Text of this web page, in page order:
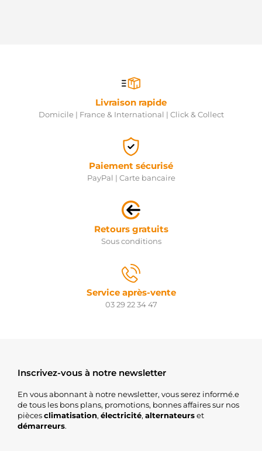
Livraison rapide
Domicile | France & International | Click & Collect
Paiement sécurisé
PayPal | Carte bancaire
Retours gratuits
Sous conditions
Service après-vente
03 29 22 34 47
Inscrivez-vous à notre newsletter
En vous abonnant à notre newsletter, vous serez informé.e
de tous les bons plans, promotions, bonnes affaires sur nos
piècesclimatisation, électricité, alternateurset
démarreurs.